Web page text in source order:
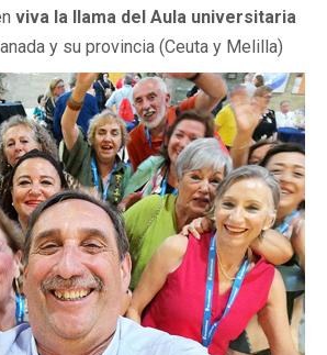
viva la llama del Aula universitaria
y su provincia (Ceuta y Melilla)